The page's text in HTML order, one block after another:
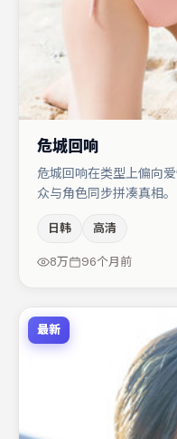
危城回响
危城回响在类型上偏向
众与角色同步拼凑真相
歌、河正宇、于和伟等
词与伏笔的观众。节奏
日韩 高清
8万 96个月前
最新